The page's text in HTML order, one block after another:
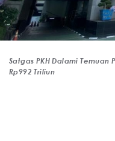
Satgas PKH Dalami Temuan
Rp992 Triliun